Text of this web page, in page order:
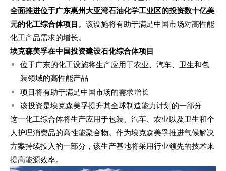
全面推进位于广东惠州大亚湾石油化学工业区的投资数十亿美
元的化工综合体项目。该设施将有助于满足中国市场对高性能
化工产品需求的增长。
埃克森美孚在中国投资建设石化综合体项目
位于广东的化工设施将生产应用于农业、汽车、卫生和包
装领域的高性能产品
项目将有助于满足中国市场的需求增长
该投资是埃克森美孚提升其全球制造能力计划的一部分
这一化工综合体将生产应用于包装、汽车、农业以及卫生和个
人护理消费品的高性能聚合物。作为埃克森美孚推进气候解决
方案持续投入的一部分，该生产基地将采用行业领先的技术来
提高能源效率。